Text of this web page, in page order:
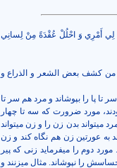
لِي أَمْرِي وَ احْلُلْ عُقْدَةً مِنْ لِسانِي
من كشف بعض الشعر و الذراع و
تا پا را بپوشاند و مرد هم سر تا
مورد ضرورت که سه تا چهار
می­تواند بدن زن را و زن می­تواند
به عورتین زن هم نگاه کند و زن
دوم را می­فرماید زنی که پیر
را نپوشاند. مثال می­زنند و